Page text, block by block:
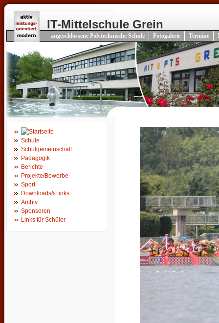
IT-Mittelschule Grein
angeschlossene Polytechnische Schule Fotogalerie Termine
Schule
Schulgemeinschaft
Pädagogik
Berichte
Projekte/Bewerbe
Sport
Downloads&Links
Archiv
Sponsoren
Links für Schüler